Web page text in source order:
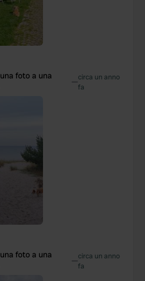
foto a una
—circa un anno
fa
foto a una
—circa un anno
fa